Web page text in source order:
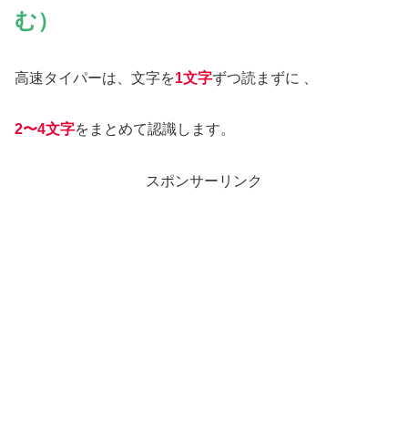
む）
高速タイパーは、文字を1文字ずつ読まずに 、
2〜4文字をまとめて認識します。
スポンサーリンク